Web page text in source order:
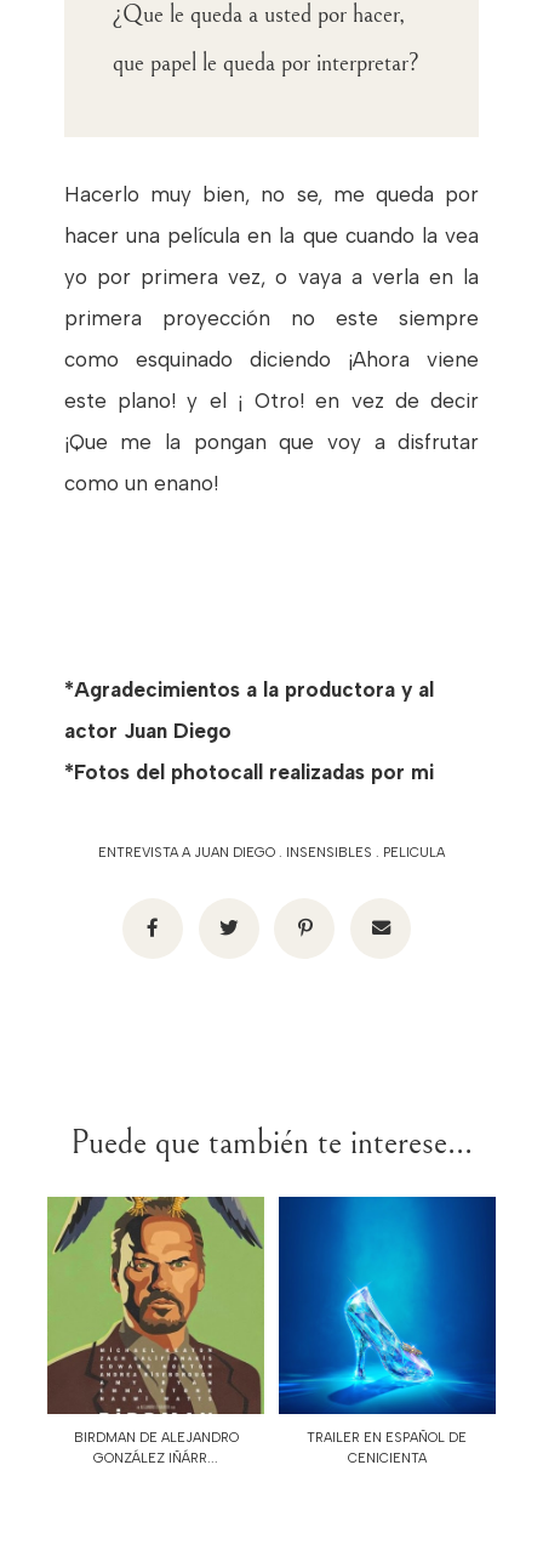
¿Que le queda a usted por hacer,
que papel le queda por interpretar?
Hacerlo muy bien, no se, me queda por
hacer una película en la que cuando la vea
yo por primera vez, o vaya a verla en la
primera proyección no este siempre
como esquinado diciendo ¡Ahora viene
este plano! y el ¡ Otro! en vez de decir
¡Que me la pongan que voy a disfrutar
como un enano!
*Agradecimientos a la productora y al
actor Juan Diego
*Fotos del photocall realizadas por mi
ENTREVISTA A JUAN DIEGO. INSENSIBLES . PELICULA
Puede que también te interese...
BIRDMAN DE ALEJANDRO
GONZÁLEZ IÑÁRR...
TRAILER EN ESPAÑOL DE
CENICIENTA